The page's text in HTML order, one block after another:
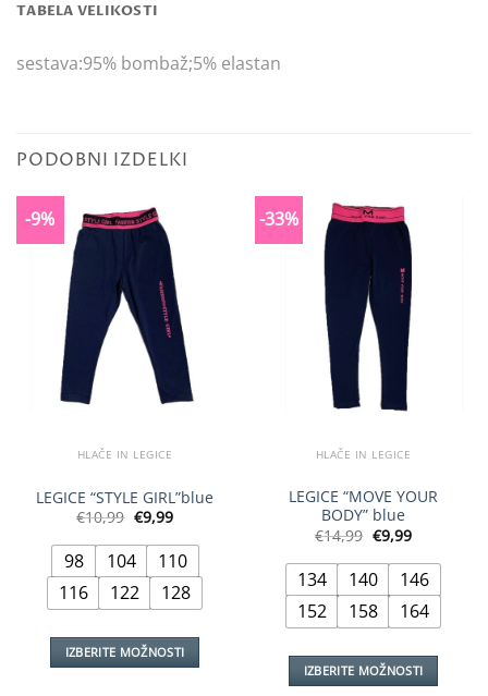
TABELA VELIKOSTI
sestava:95% bombaž;5% elastan
PODOBNI IZDELKI
-9%
HLAČE IN LEGICE
LEGICE “STYLE GIRL”blue
€10,99 Izvirna
cena
je
bila:
€10,99.
€9,99Trenutna
je:
€9,99.
98 104
110
116
122 128
IZBERITE MOŽNOSTI
-33%
HLAČE IN LEGICE
LEGICE “MOVE YOUR
BODY” blue
€14,99 Izvirna
cena
je
bila:
€14,99.
€9,99Trenutna
je:
€9,99.
134 140
146
152
158 164
IZBERITE MOŽNOSTI